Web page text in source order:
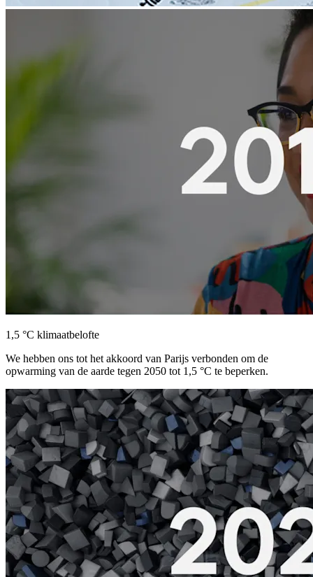
1,5 °C klimaatbelofte
We hebben ons tot het akkoord van Parijs verbonden om de
opwarming van de aarde tegen 2050 tot 1,5 °C te beperken.